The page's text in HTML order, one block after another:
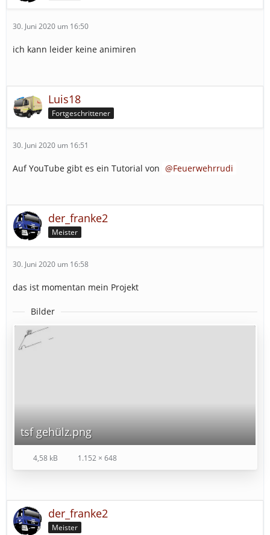
30. Juni 2020 um 16:50
ich kann leider keine animiren
Luis18
Fortgeschrittener
30. Juni 2020 um 16:51
Auf YouTube gibt es ein Tutorial von Feuerwehrrudi
der_franke2
Meister
30. Juni 2020 um 16:58
das ist momentan mein Projekt
Bilder
tsf gehülz.png
4,58 kB 1.152 × 648
der_franke2
Meister